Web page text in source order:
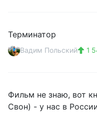
Терминатор
Вадим Польский 1
Фильм не знаю, вот
Свон) - у нас в